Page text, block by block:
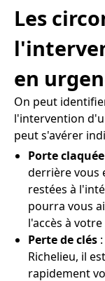
Les
en
On peut
l'intervention
peut s'avérer
Porte claquée
derrière vous
restées à
pourra vous
l'accès à
Perte de clés
Richelieu, il
rapidement